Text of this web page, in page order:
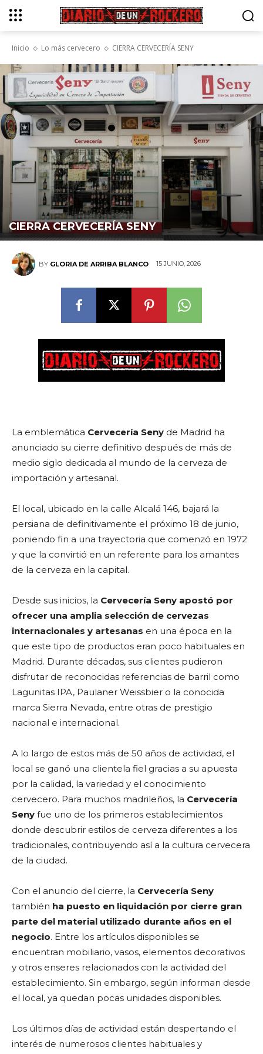
Inicio Lo más cervecero CIERRA CERVECERÍA SENY
CIERRA CERVECERÍA SENY
BY GLORIA DE ARRIBA BLANCO 15 JUNIO, 2026
La emblemática Cervecería Seny de Madrid ha
anunciado su cierre definitivo después de más de
medio siglo dedicada al mundo de la cerveza de
importación y artesanal.
El local, ubicado en la calle Alcalá 146, bajará la
persiana de definitivamente el próximo 18 de junio,
poniendo fin a una trayectoria que comenzó en 1972
y que la convirtió en un referente para los amantes
de la cerveza en la capital.
Desde sus inicios, la Cervecería Seny apostó por
ofrecer una amplia selección de cervezas
internacionales y artesanas en una época en la
que este tipo de productos eran poco habituales en
Madrid. Durante décadas, sus clientes pudieron
disfrutar de reconocidas referencias de barril como
Lagunitas IPA, Paulaner Weissbier o la conocida
marca Sierra Nevada, entre otras de prestigio
nacional e internacional.
A lo largo de estos más de 50 años de actividad, el
local se ganó una clientela fiel gracias a su apuesta
por la calidad, la variedad y el conocimiento
cervecero. Para muchos madrileños, la Cervecería
Seny fue uno de los primeros establecimientos
donde descubrir estilos de cerveza diferentes a los
tradicionales, contribuyendo así a la cultura cervecera
de la ciudad.
Con el anuncio del cierre, la Cervecería Seny
también ha puesto en liquidación por cierre gran
parte del material utilizado durante años en el
negocio. Entre los artículos disponibles se
encuentran mobiliario, vasos, elementos decorativos
y otros enseres relacionados con la actividad del
establecimiento. Sin embargo, según informan desde
el local, ya quedan pocas unidades disponibles.
Los últimos días de actividad están despertando el
interés de numerosos clientes habituales y